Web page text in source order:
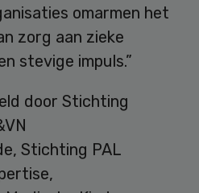
omarmen het
zorg aan zieke
stevige impuls.”
door Stichting
Stichting PAL